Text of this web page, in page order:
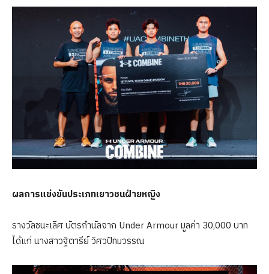
ผลการแข่งขันประเภทเยาวชนฝ่ายหญิง
รางวัลชนะเลิศ บัตรกำนัลจาก Under Armour มูลค่า 30,000 บาท
ได้แก่ นางสาวฐิตารีย์ วิศวปัทมวรรณ